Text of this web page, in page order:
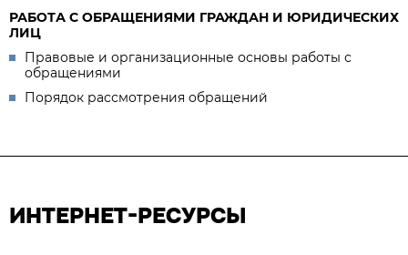
РАБОТА С ОБРАЩЕНИЯМИ ГРАЖДАН И ЮРИДИЧЕСКИХ
ЛИЦ
Правовые и организационные основы работы с
обращениями
Порядок рассмотрения обращений
ИНТЕРНЕТ-РЕСУРСЫ